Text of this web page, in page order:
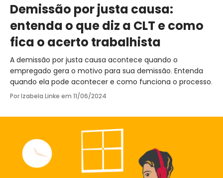
Demissão por justa causa:
entenda o que diz a CLT e como
fica o acerto trabalhista
A demissão por justa causa acontece quando o
empregado gera o motivo para sua demissão. Entenda
quando ela pode acontecer e como funciona o processo.
Por Izabela Linke em 11/06/2024